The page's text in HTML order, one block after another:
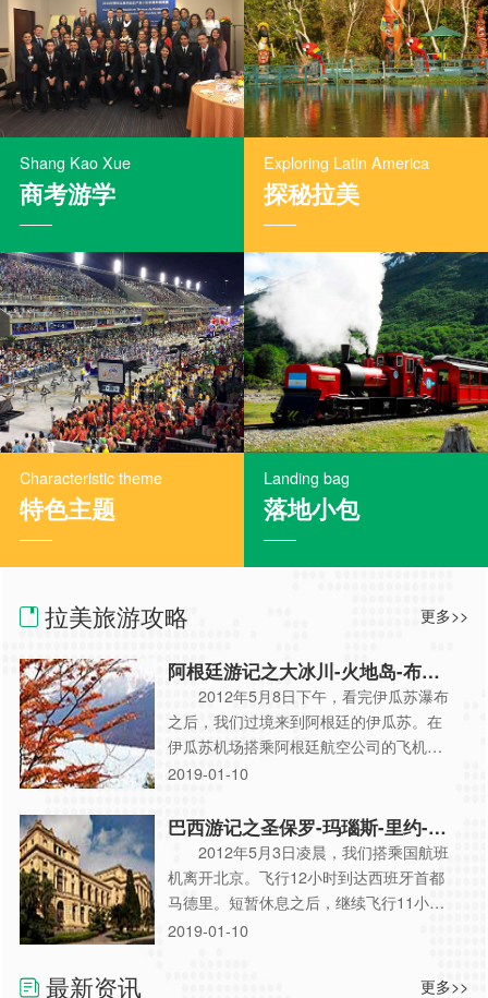
Shang Kao Xue
商考游学
Exploring Latin America
探秘拉美
Characteristic theme
特色主题
Landing bag
落地小包
拉美旅游攻略 更多>>
阿根廷游记之大冰川-火地岛-布宜
诺斯艾利斯
2012年5月8日下午，看完伊瓜苏瀑布
之后，我们过境来到阿根廷的伊瓜苏。在
伊瓜苏机场搭乘阿根廷航空公司的飞机前
往布宜诺斯艾利斯。 5月9日一早，又
部小镇加拉法特。 加拉法特毗邻阿根
廷湖，是去莫雷诺冰川观光的必经之
地。 小镇的建筑很有特色。 阿根
廷现任总统在加拉法特也建有别墅，据说
是作为投资。 阿根廷湖风光优
2019-01-10
巴西游记之圣保罗-玛瑙斯-里约-依
瓜苏
2012年5月3日凌晨，我们搭乘国航班
机离开北京。飞行12小时到达西班牙首都
马德里。短暂休息之后，继续飞行11小
时，于当地时间下午3点到达南美洲最大的
第一个首都，建有独立纪念碑。 建于
2019-01-10
最新资讯 更多>>